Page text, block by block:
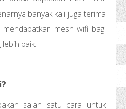
banyak kali juga terima
mesh wifi bagi
baik.
salah satu cara untuk